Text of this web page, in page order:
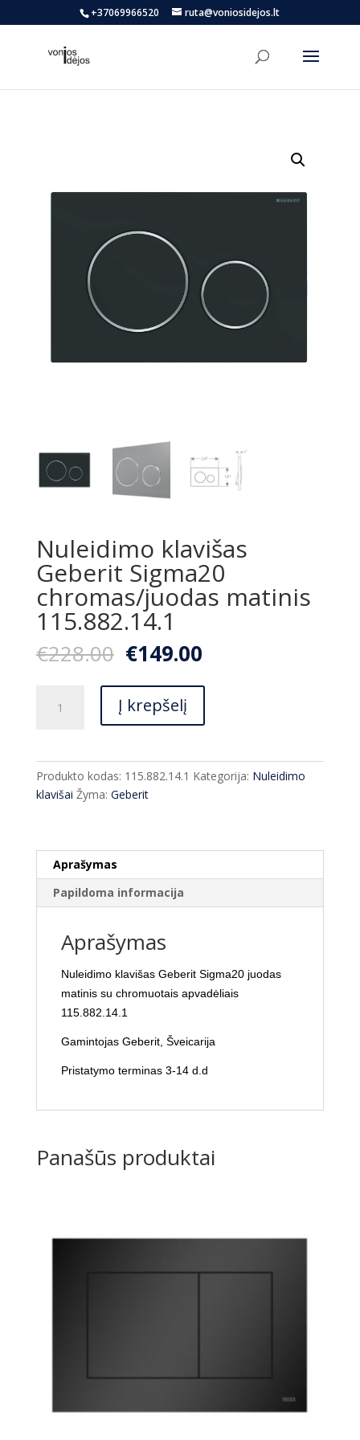
+37069966520 ruta@voniosidejos.lt
Nuleidimo klavišas
Geberit Sigma20
chromas/juodas matinis
115.882.14.1
€228.00 Original
price
was:
€228.00.
€149.00Current
is:
kiekis:
Geberit
Sigma20
chromas/juodas
Į krepšelį
Produkto kodas: 115.882.14.1 Kategorija: Nuleidimo
klavišai Žyma: Geberit
Aprašymas
Papildoma informacija
Aprašymas
Nuleidimo klavišas Geberit Sigma20 juodas
matinis su chromuotais apvadėliais
115.882.14.1
Gamintojas Geberit, Šveicarija
Pristatymo terminas 3-14 d.d
Panašūs produktai